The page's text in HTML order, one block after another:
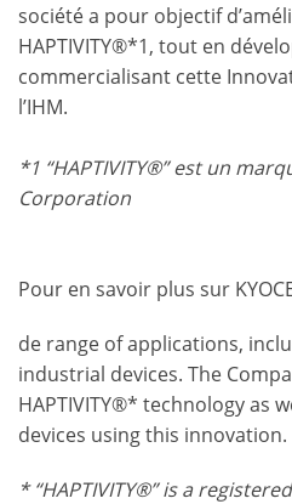
société a pour objectif
HAPTIVITY®*1, tout en
commercialisant cette
l’IHM.
*1 “HAPTIVITY®” est un
Corporation
Pour en savoir plus sur
de range of applications,
industrial devices. The
HAPTIVITY®* technology as
devices using this innovation.
* “HAPTIVITY®” is a